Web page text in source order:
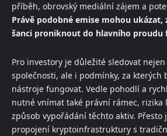
příběh, obrovský mediální zájem a
Právě podobné emise mohou ukázat,
šanci proniknout do hlavního proudu
Pro investory je důležité sledovat
společnosti, ale i podmínky, za kterých
nástroje fungovat. Vedle pohodlí a
nutné vnímat také právní rámec, rizika
způsob vypořádání těchto aktiv. Přesto
propojení kryptoinfrastruktury s